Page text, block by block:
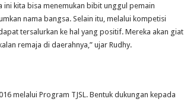
ini kita bisa menemukan bibit unggul pemain
nama bangsa. Selain itu, melalui kompetisi
tersalurkan ke hal yang positif. Mereka akan giat
remaja di daerahnya,” ujar Rudhy.
melalui Program TJSL. Bentuk dukungan kepada